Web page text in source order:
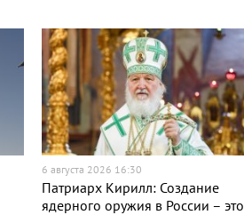
6 августа 2026 16:30
Патриарх Кирилл: Создание
ядерного оружия в России – это